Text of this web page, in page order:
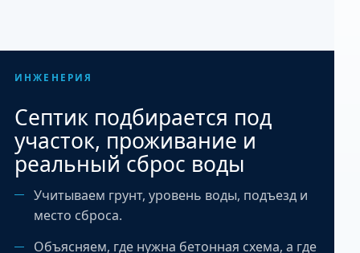
ИНЖЕНЕРИЯ
Септик подбирается под
участок, проживание и
реальный сброс воды
Учитываем грунт, уровень воды, подъезд и
место сброса.
Объясняем, где нужна бетонная схема, а где